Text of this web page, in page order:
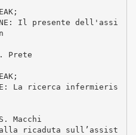
Il presente dell'assi
Prete
La ricerca infermieris
Macchi
ricaduta sull’assist